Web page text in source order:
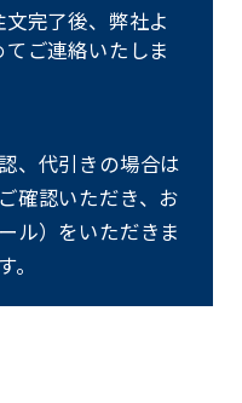
完了後、弊社よ
ご連絡いたしま
、代引きの場合は
確認いただき、お
ル）をいただきま